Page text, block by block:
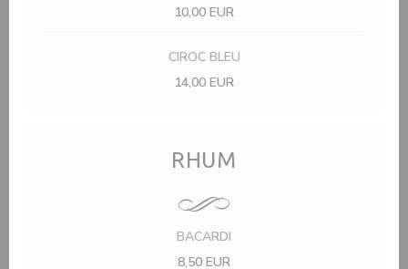
10,00 EUR
CIROC BLEU
14,00 EUR
RHUM
BACARDI
8,50 EUR